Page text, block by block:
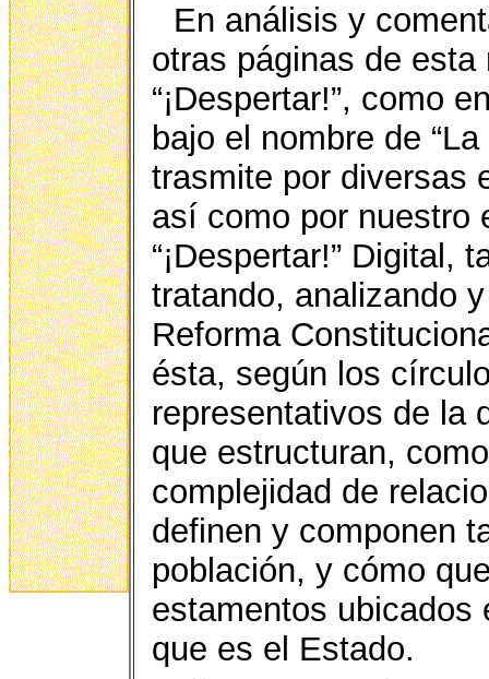
En análisis y
otras páginas de
“¡Despertar!”, como
bajo el nombre de
trasmite por diversas
así como por nuestro
“¡Despertar!” Digital,
tratando, analizando
Reforma
ésta, según los
representativos de la
que estructuran,
complejidad de
definen y componen
población, y cómo
estamentos ubicados
que es el Estado.